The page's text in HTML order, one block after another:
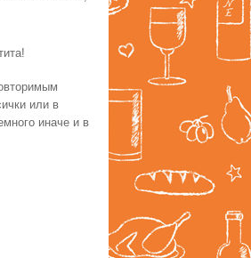
или в
иначе и в